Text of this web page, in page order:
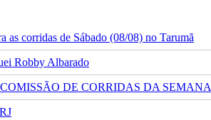
as corridas de Sábado (08/08) no Tarumã
Robby Albarado
DE CORRIDAS DA SEMANA